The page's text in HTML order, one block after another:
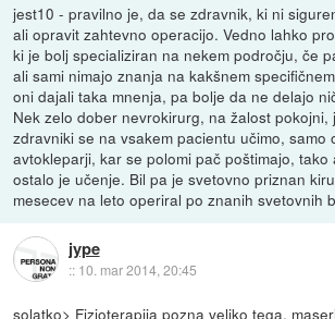
jest10 - pravilno je, da se zdravnik, ki ni
ali opravit zahtevno operacijo. Vedno lahko
ki je bolj specializiran na nekem področju, če
ali sami nimajo znanja na kakšnem
oni dajali taka mnenja, pa bolje da ne delajo
Nek zelo dober nevrokirurg, na žalost pokojni,
zdravniki se na vsakem pacientu učimo, samo
avtokleparji, kar se polomi pač poštimajo, tako
ostalo je učenje. Bil pa je svetovno priznan
mesecev na leto operiral po znanih svetovnih
jype
:: 10. mar 2014, 20:45
solatko> Fizioterapija pozna veliko tega,